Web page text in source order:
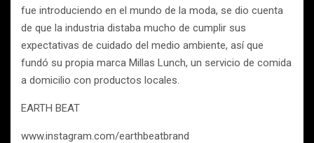
fue introduciendo en el mundo de la moda, se dio cuenta
de que la industria distaba mucho de cumplir sus
expectativas de cuidado del medio ambiente, así que
fundó su propia marca Millas Lunch, un servicio de comida
a domicilio con productos locales.
EARTH BEAT
www.instagram.com/earthbeatbrand